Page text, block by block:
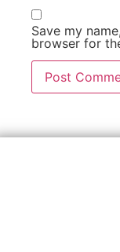
Save my
browser for